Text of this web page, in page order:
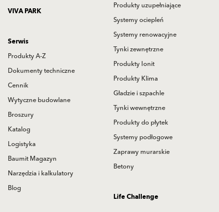
Produkty uzupełniające
Systemy ociepleń
Systemy renowacyjne
Tynki zewnętrzne
Produkty Ionit
Produkty Klima
Gładzie i szpachle
Tynki wewnętrzne
Produkty do płytek
Systemy podłogowe
Zaprawy murarskie
Betony
VIVA PARK
Serwis
Produkty A-Z
Dokumenty techniczne
Cennik
Wytyczne budowlane
Broszury
Katalog
Logistyka
Baumit Magazyn
Narzędzia i kalkulatory
Blog
Life Challenge